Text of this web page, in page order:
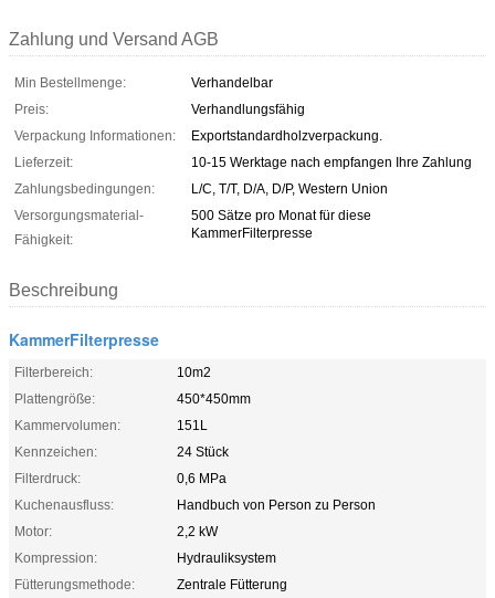
Zahlung und Versand AGB
Min Bestellmenge:
Verhandelbar
Preis:
Verhandlungsfähig
Verpackung Informationen:
Exportstandardholzverpackung.
Lieferzeit:
10-15 Werktage nach empfangen Ihre Zahlung
Zahlungsbedingungen:
L/C, T/T, D/A, D/P, Western Union
Versorgungsmaterial-
Fähigkeit:
500 Sätze pro Monat für diese
KammerFilterpresse
Beschreibung
KammerFilterpresse
Filterbereich:
10m2
Plattengröße:
450*450mm
Kammervolumen:
151L
Kennzeichen:
24 Stück
Filterdruck:
0,6 MPa
Kuchenausfluss:
Handbuch von Person zu Person
Motor:
2,2 kW
Kompression:
Hydrauliksystem
Fütterungsmethode:
Zentrale Fütterung